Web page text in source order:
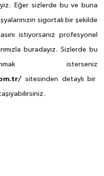
Eğer sizlerde bu ve buna
sigortalı bir şekilde
istiyorsanız profesyonel
buradayız. Sizlerde bu
isterseniz
sitesinden detaylı bir